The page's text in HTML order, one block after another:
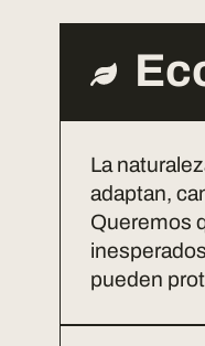
La
adaptan,
Queremos
pueden